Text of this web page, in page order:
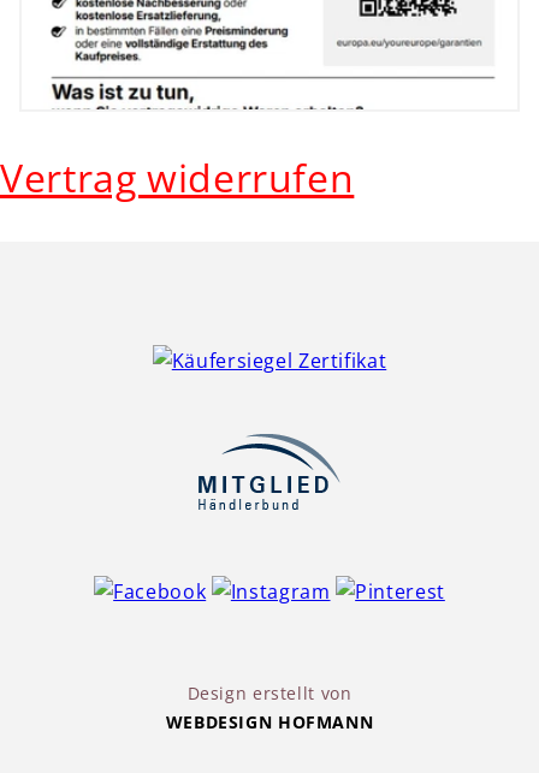
Vertrag widerrufen
Design erstellt von
WEBDESIGN HOFMANN